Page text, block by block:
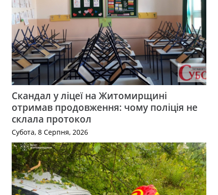
Скандал у ліцеї на Житомирщині
отримав продовження: чому поліція не
склала протокол
Субота, 8 Серпня, 2026